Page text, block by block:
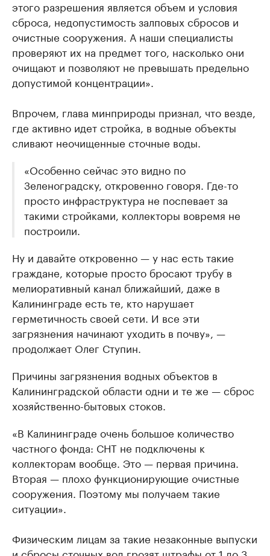
этого разрешения является объем и условия
сброса, недопустимость залповых сбросов и
очистные сооружения. А наши специалисты
проверяют их на предмет того, насколько они
очищают и позволяют не превышать предельно
допустимой концентрации».
Впрочем, глава минприроды признал, что везде,
где активно идет стройка, в водные объекты
сливают неочищенные сточные воды.
«Особенно сейчас это видно по
Зеленоградску, откровенно говоря. Где-то
просто инфраструктура не поспевает за
такими стройками, коллекторы вовремя не
построили.
Ну и давайте откровенно — у нас есть такие
граждане, которые просто бросают трубу в
мелиоративный канал ближайший, даже в
Калининграде есть те, кто нарушает
герметичность своей сети. И все эти
загрязнения начинают уходить в почву», —
продолжает Олег Ступин.
Причины загрязнения водных объектов в
Калининградской области одни и те же — сброс
хозяйственно-бытовых стоков.
«В Калининграде очень большое количество
частного фонда: СНТ не подключены к
коллекторам вообще. Это — первая причина.
Вторая — плохо функционирующие очистные
сооружения. Поэтому мы получаем такие
ситуации».
Физическим лицам за такие незаконные выпуски